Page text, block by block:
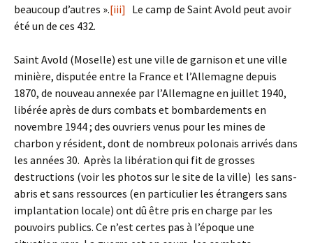
beaucoup d’autres ».[iii] Le camp de Saint Avold peut avoir
été un de ces 432.
Saint Avold (Moselle) est une ville de garnison et une ville
minière, disputée entre la France et l’Allemagne depuis
1870, de nouveau annexée par l’Allemagne en juillet 1940,
libérée après de durs combats et bombardements en
novembre 1944 ; des ouvriers venus pour les mines de
charbon y résident, dont de nombreux polonais arrivés dans
les années 30. Après la libération qui fit de grosses
destructions (voir les photos sur le site de la ville) les sans-
abris et sans ressources (en particulier les étrangers sans
implantation locale) ont dû être pris en charge par les
pouvoirs publics. Ce n’est certes pas à l’époque une